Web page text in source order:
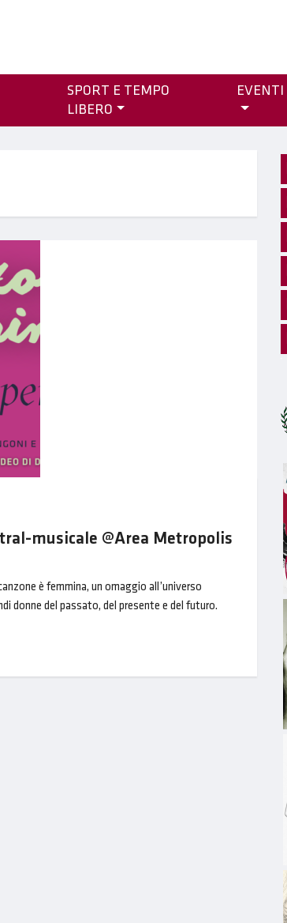
SPORT E TEMPO
LIBERO
EVENTI
musicale @Area Metropolis
è femmina, un omaggio all’universo
donne del passato, del presente e del futuro.